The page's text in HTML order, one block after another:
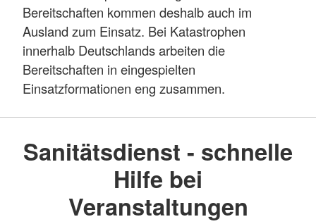
Bereitschaften kommen deshalb auch im
Ausland zum Einsatz. Bei Katastrophen
innerhalb Deutschlands arbeiten die
Bereitschaften in eingespielten
Einsatzformationen eng zusammen.
Sanitätsdienst - schnelle
Hilfe bei
Veranstaltungen